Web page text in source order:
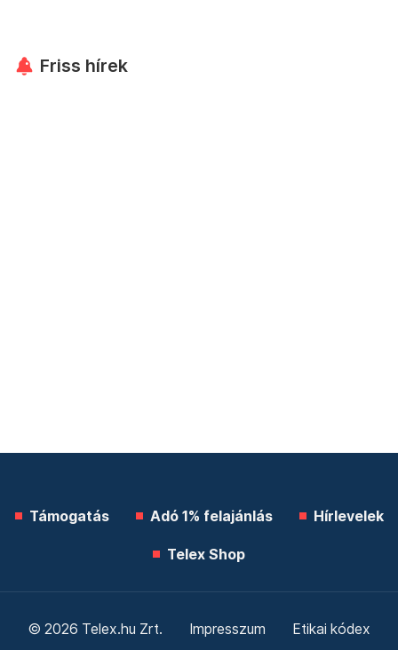
Friss hírek
Támogatás Adó 1% felajánlás Hírlevelek
Telex Shop
© 2026 Telex.hu Zrt. Impresszum Etikai kódex